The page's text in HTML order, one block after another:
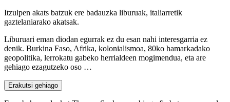
Itzulpen akats batzuk ere badauzka liburuak, italiarretik
gaztelaniarako akatsak.
Liburuari eman diodan egurrak ez du esan nahi interesgarria ez
denik. Burkina Faso, Afrika, kolonialismoa, 80ko hamarkadako
geopolitika, lerrokatu gabeko herrialdeen mogimendua, eta are
gehiago ezagutzeko oso …
Erakutsi gehiago